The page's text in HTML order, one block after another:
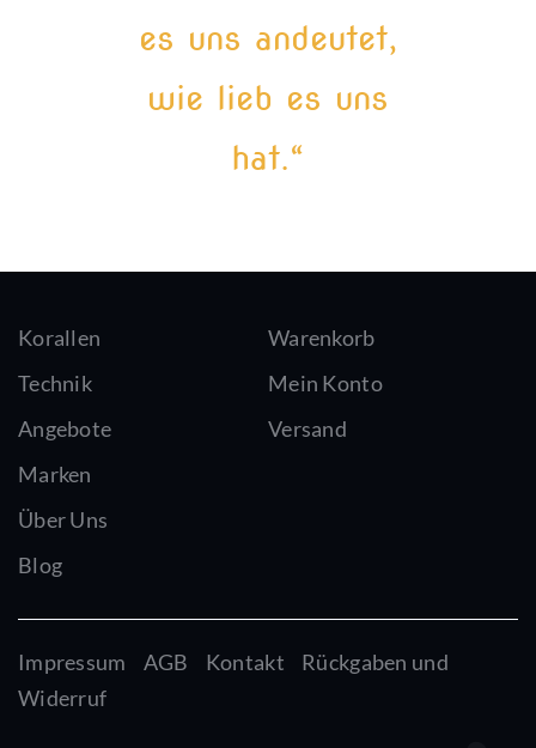
es uns andeutet,
wie lieb es uns
hat.“
Korallen
Technik
Angebote
Marken
Über Uns
Blog
Warenkorb
Mein Konto
Versand
Impressum AGB Kontakt
Rückgaben und
Widerruf